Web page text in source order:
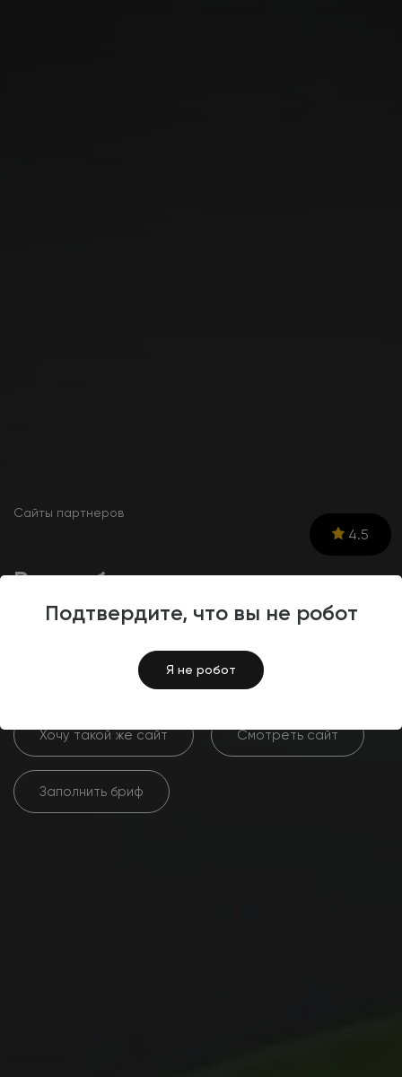
Подтвердите, что вы не робот
Я не робот
Сайты партнеров
Разработка интернет-
магазина уборочного
Хочу такой же сайт Смотреть сайт
Заполнить бриф
4.5